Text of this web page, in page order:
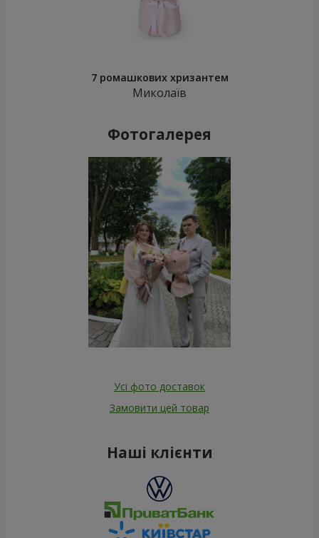
7 ромашкових хризантем
Миколаїв
Фотогалерея
Усі фото доставок
Замовити цей товар
Наші клієнти